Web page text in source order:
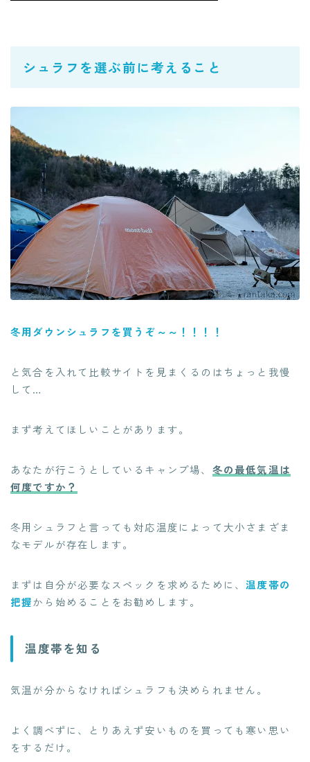
シュラフを選ぶ前に考えること
冬用ダウンシュラフを買うぞ～～！！！！
と気合を入れて比較サイトを見まくるのはちょっと我慢
して…
まず考えてほしいことがあります。
あなたが行こうとしているキャンプ場、 冬の最低気温は
何度ですか？
冬用シュラフと言っても対応温度によって大小さまざま
なモデルが存在します。
まずは自分が必要なスペックを求めるために、温度帯の
把握から始めることをお勧めします。
温度帯を知る
気温が分からなければシュラフも決められません。
よく調べずに、とりあえず安いものを買っても寒い思い
をするだけ。